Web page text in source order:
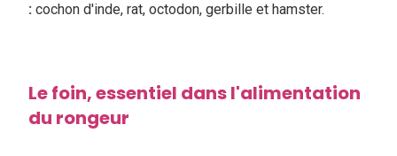
: cochon d'inde, rat, octodon, gerbille et hamster.
Le foin, essentiel dans l'alimentation
du rongeur